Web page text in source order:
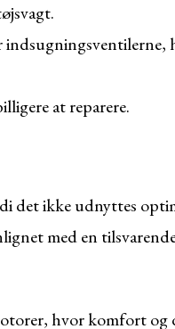
at reparere.
det ikke udnyttes
med en
hvor komfort